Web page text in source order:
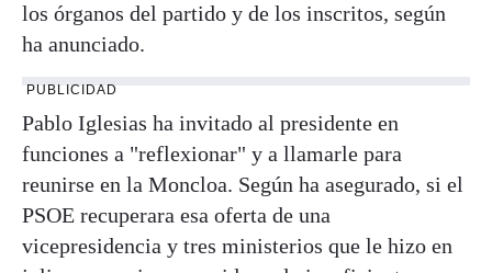
los órganos del partido y de los inscritos, según
ha anunciado.
PUBLICIDAD
Pablo Iglesias ha invitado al presidente en
funciones a "reflexionar" y a llamarle para
reunirse en la Moncloa. Según ha asegurado, si el
PSOE recuperara esa oferta de una
vicepresidencia y tres ministerios que le hizo en